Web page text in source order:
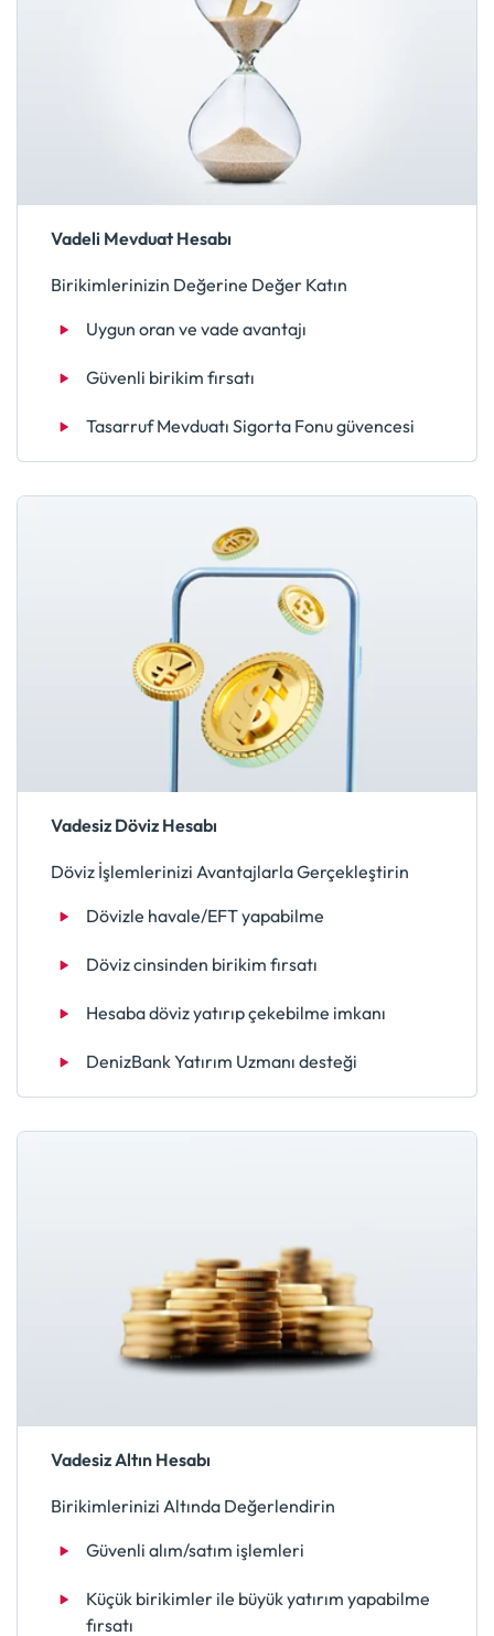
Vadeli Mevduat Hesabı
Birikimlerinizin Değerine Değer Katın
Uygun oran ve vade avantajı
Güvenli birikim fırsatı
Tasarruf Mevduatı Sigorta Fonu güvencesi
Vadesiz Döviz Hesabı
Döviz İşlemlerinizi Avantajlarla Gerçekleştirin
Dövizle havale/EFT yapabilme
Döviz cinsinden birikim fırsatı
Hesaba döviz yatırıp çekebilme imkanı
DenizBank Yatırım Uzmanı desteği
Vadesiz Altın Hesabı
Birikimlerinizi Altında Değerlendirin
Güvenli alım/satım işlemleri
Küçük birikimler ile büyük yatırım yapabilme
fırsatı